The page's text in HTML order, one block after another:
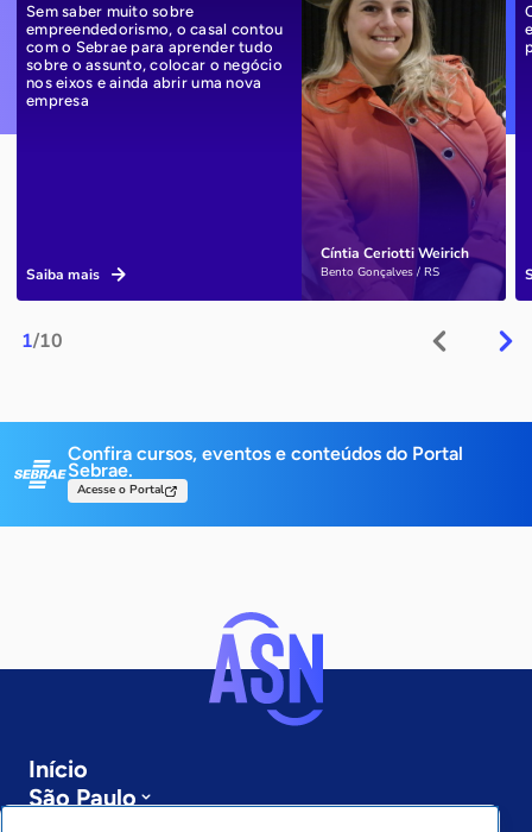
1/10
Cíntia Ceriotti Weirich
Bento Gonçalves / RS
Sem saber muito sobre
empreendedorismo, o casal contou
com o Sebrae para aprender tudo
sobre o assunto, colocar o negócio
nos eixos e ainda abrir uma nova
empresa
Saiba mais
Confira cursos, eventos e conteúdos do Portal
Sebrae.
Acesse o Portal
Início
São Paulo